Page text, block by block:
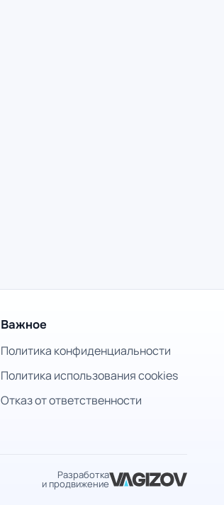
Важное
Политика конфиденциальности
Политика использования cookies
Отказ от ответственности
Разработка
и продвижение